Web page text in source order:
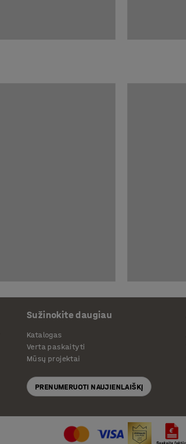
Sužinokite daugiau
Katalogas
Verta paskaityti
Mūsų projektai
PRENUMERUOTI NAUJIENLAIŠKĮ